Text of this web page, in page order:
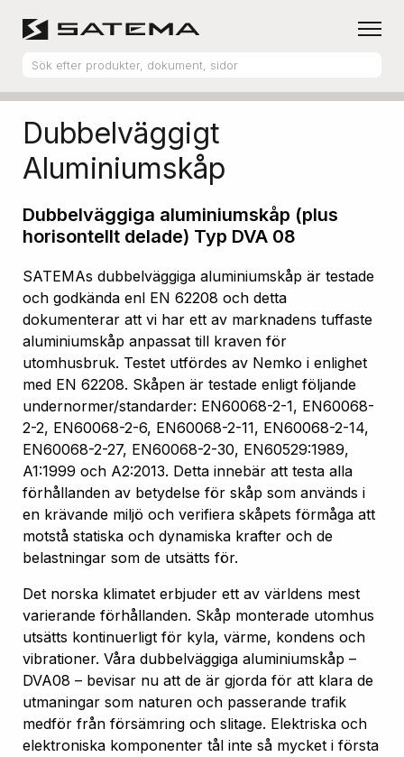
Produktsortiment Aluminiumskåp
Dubbelväggigt
Aluminiumskåp
Dubbelväggiga aluminiumskåp (plus
horisontellt delade) Typ DVA 08
SATEMAs dubbelväggiga aluminiumskåp är testade
och godkända enl EN 62208 och detta
dokumenterar att vi har ett av marknadens tuffaste
aluminiumskåp anpassat till kraven för
utomhusbruk. Testet utfördes av Nemko i enlighet
med EN 62208. Skåpen är testade enligt följande
undernormer/standarder: EN60068-2-1, EN60068-
2-2, EN60068-2-6, EN60068-2-11, EN60068-2-14,
EN60068-2-27, EN60068-2-30, EN60529:1989,
A1:1999 och A2:2013. Detta innebär att testa alla
förhållanden av betydelse för skåp som används i
en krävande miljö och verifiera skåpets förmåga att
motstå statiska och dynamiska krafter och de
belastningar som de utsätts för.
Det norska klimatet erbjuder ett av världens mest
varierande förhållanden. Skåp monterade utomhus
utsätts kontinuerligt för kyla, värme, kondens och
vibrationer. Våra dubbelväggiga aluminiumskåp –
DVA08 – bevisar nu att de är gjorda för att klara de
utmaningar som naturen och passerande trafik
medför från försämring och slitage. Elektriska och
elektroniska komponenter tål inte så mycket i första